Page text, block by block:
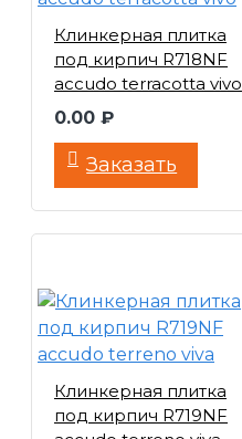
Клинкерная плитка
под кирпич R718NF
accudo terracotta vivo
0.00 ₽
Заказать
Клинкерная плитка
под кирпич R719NF